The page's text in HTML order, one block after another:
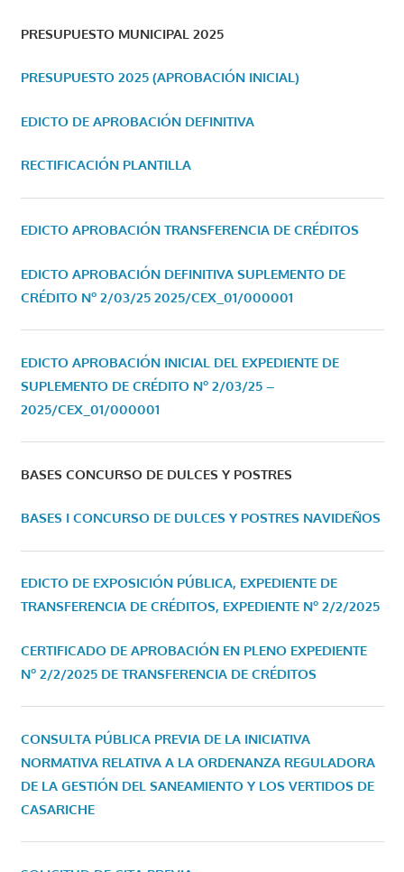
PRESUPUESTO MUNICIPAL 2025
PRESUPUESTO 2025 (APROBACIÓN INICIAL)
EDICTO DE APROBACIÓN DEFINITIVA
RECTIFICACIÓN PLANTILLA
EDICTO APROBACIÓN TRANSFERENCIA DE CRÉDITOS
EDICTO APROBACIÓN DEFINITIVA SUPLEMENTO DE
CRÉDITO Nº 2/03/25 2025/CEX_01/000001
EDICTO APROBACIÓN INICIAL DEL EXPEDIENTE DE
SUPLEMENTO DE CRÉDITO Nº 2/03/25 –
2025/CEX_01/000001
BASES CONCURSO DE DULCES Y POSTRES
BASES I CONCURSO DE DULCES Y POSTRES NAVIDEÑOS
EDICTO DE EXPOSICIÓN PÚBLICA, EXPEDIENTE DE
TRANSFERENCIA DE CRÉDITOS, EXPEDIENTE Nº 2/2/2025
CERTIFICADO DE APROBACIÓN EN PLENO EXPEDIENTE
Nº 2/2/2025 DE TRANSFERENCIA DE CRÉDITOS
CONSULTA PÚBLICA PREVIA DE LA INICIATIVA
NORMATIVA RELATIVA A LA ORDENANZA REGULADORA
DE LA GESTIÓN DEL SANEAMIENTO Y LOS VERTIDOS DE
CASARICHE